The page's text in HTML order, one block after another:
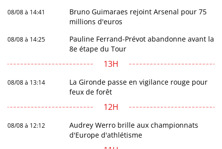
08/08 à 14:41
Bruno Guimaraes rejoint Arsenal pour 75
millions d'euros
08/08 à 14:25
Pauline Ferrand-Prévot abandonne avant la
8e étape du Tour
13H
08/08 à 13:14
La Gironde passe en vigilance rouge pour
feux de forêt
12H
08/08 à 12:12
Audrey Werro brille aux championnats
d'Europe d'athlétisme